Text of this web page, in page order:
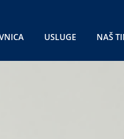
USLUGE NAŠ